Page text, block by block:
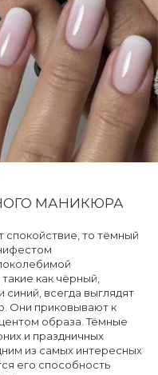
МАНИКЮРА
спокойствие, то тёмный
как чёрный,
всегда выглядят
Они приковывают к
образа. Тёмные
и праздничных
из самых интересных
его способность